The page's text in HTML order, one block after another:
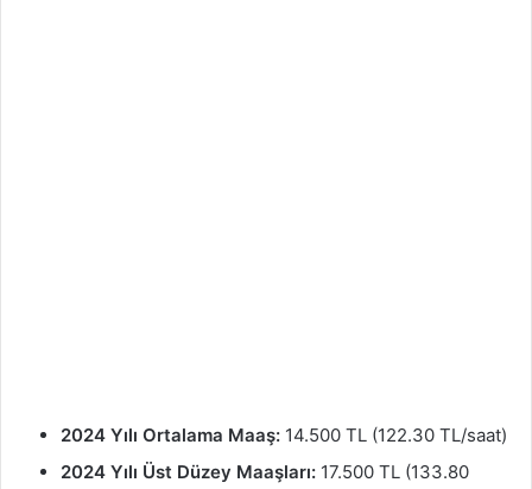
2024 Yılı Ortalama Maaş: 14.500 TL (122.30 TL/saat)
2024 Yılı Üst Düzey Maaşları: 17.500 TL (133.80